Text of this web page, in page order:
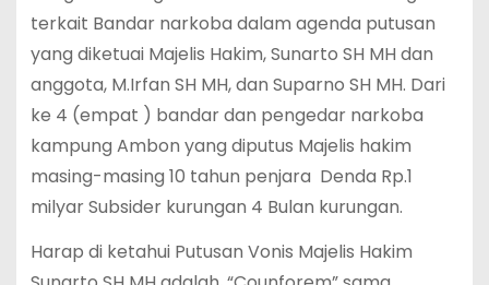
terkait Bandar narkoba dalam agenda putusan
yang diketuai Majelis Hakim, Sunarto SH MH dan
anggota, M.Irfan SH MH, dan Suparno SH MH. Dari
ke 4 (empat ) bandar dan pengedar narkoba
kampung Ambon yang diputus Majelis hakim
masing-masing 10 tahun penjara Denda Rp.1
milyar Subsider kurungan 4 Bulan kurungan.
Harap di ketahui Putusan Vonis Majelis Hakim